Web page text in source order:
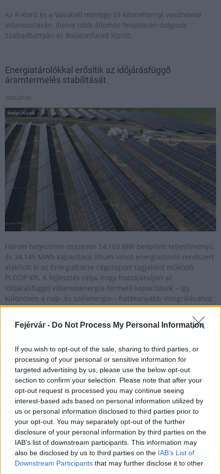
Fejérvár - Do Not Process My Personal Information
If you wish to opt-out of the sale, sharing to third parties, or
processing of your personal or sensitive information for
targeted advertising by us, please use the below opt-out
section to confirm your selection. Please note that after your
opt-out request is processed you may continue seeing
interest-based ads based on personal information utilized by
us or personal information disclosed to third parties prior to
your opt-out. You may separately opt-out of the further
disclosure of your personal information by third parties on the
IAB’s list of downstream participants. This information may
also be disclosed by us to third parties on the IAB’s List of
Downstream Participants that may further disclose it to other
Az R-Kord és a Vasútvill mintegy 55 kilométernyi vasútvonal
villamosításán, illetve több állomás felújításán dolgozik
Szabadbattyán és Balatonfüred között.
Energiatárolókkal erősítik az időjárásfüggő
áramtermelés stabilitását
2026.07.01
Helyi hírek
Három helyszínen összesen 14,163 MW beépített teljesítményű
és 34,145 MWh kapacitású lítium-ionos energiatároló rendszert
alakított ki az Energiabörze cégcsoport tagjaként működő
PLOOP Kft. A fejlesztés célja, hogy hozzájáruljon az
időjárásfüggő villamosenergia-termelő kapacitások – így
különösen a nap- és szélenergia – hatékonyabb integrálásához
az országos villamosenergia-rendszerbe. Az energiatárolók
maximális teljesítményen több mint két órán át képesek
megszakítás nélkül villamos energiát ki- vagy betáplálni.
Adventi vasárnapok Szabadbattyánban
2016.11.25
Az idei advent első vasárnapján megkezdődnek a tradicionális
ünnepi programok. Ezek közül a kilátogató érdeklődők akár
csengettyűs koncerten vagy éppen fényfestésben is részt
vehetnek.
Befejeződött a Szabadbattyán és Balatonfüred
közötti vasúti szakasz villamosítása